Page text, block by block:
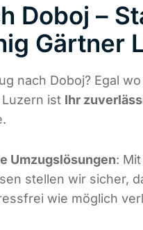
Doboj –
Gärtner
nach Doboj? Egal
ist Ihr
Umzugslösungen:
stellen wir sicher,
wie möglich